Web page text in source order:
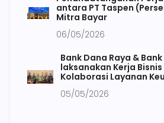
antara PT Taspen
Mitra Bayar
06/05/2026
Bank Dana Raya &
laksanakan Kerja
Kolaborasi Layanan
05/05/2026